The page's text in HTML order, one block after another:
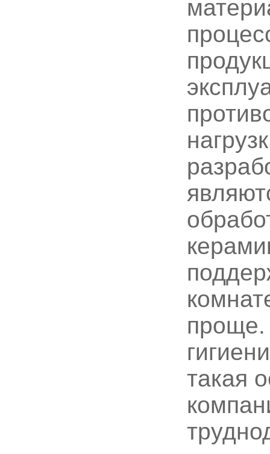
такая